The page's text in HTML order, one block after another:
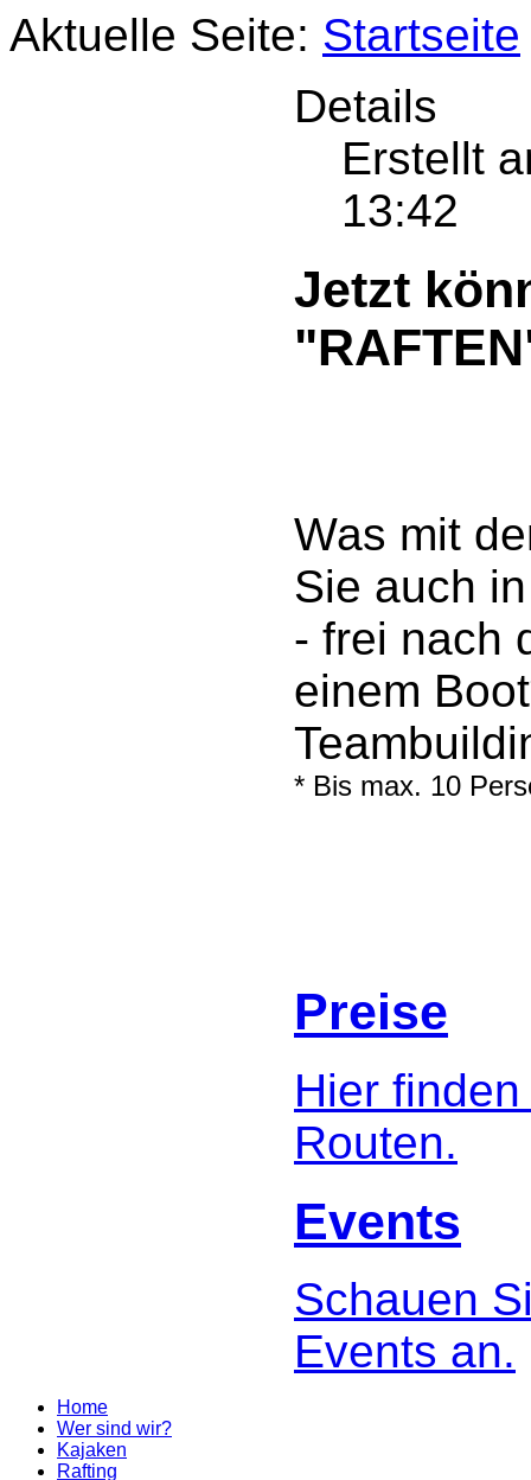
Aktuelle Seite: Startseite
Details
Erstellt
13:42
Jetzt
Was mit
Sie auch
- frei nach
einem
* Bis max. 10
Preise
Hier
Routen.
Events
Schauen
Events an.
Home
Wer sind wir?
Kajaken
Rafting